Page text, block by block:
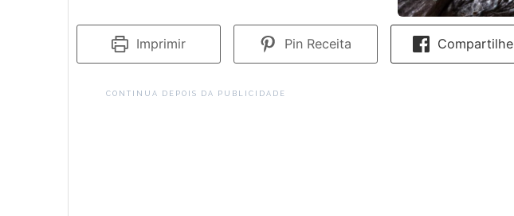
Imprimir Pin Receita Compartilhe
CONTINUA DEPOIS DA PUBLICIDADE